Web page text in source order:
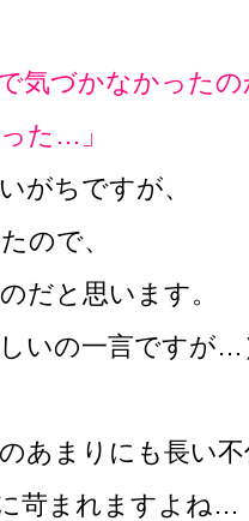
気づかなかった
た…」
がちですが、
ので、
だと思います。
しいの一言ですが…
あまりにも長い不
苛まれますよね…